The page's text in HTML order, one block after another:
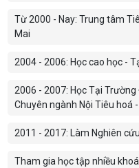
Từ 2000 - Nay: Trung tâm
Mai
2004 - 2006: Học cao học -
2006 - 2007: Học Tại
Chuyên ngành Nội Tiêu hoá
2011 - 2017: Làm Nghiên
Tham gia học tập nhiều